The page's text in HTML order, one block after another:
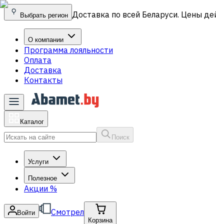
Выбрать регион Доставка по всей Беларуси. Цены
О компании
Программа лояльности
Оплата
Доставка
Контакты
Каталог
Поиск
Услуги
Полезное
Акции %
Войти Смотрел
Корзина